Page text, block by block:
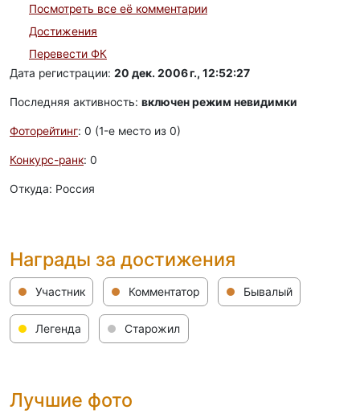
Посмотреть все её комментарии
Достижения
Перевести ФК
Дата регистрации: 20 дек. 2006 г., 12:52:27
Последняя активность: включен режим невидимки
Фоторейтинг: 0 (1-e место из 0)
Конкурс-ранк: 0
Откуда: Россия
Награды за достижения
Участник Комментатор Бывалый
Легенда Старожил
Лучшие фото